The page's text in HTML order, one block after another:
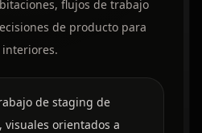
flujos de trabajo
de producto para
de staging de
visuales orientados a